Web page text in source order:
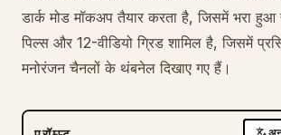
प्रॉम्प्ट
मूल्य निर्धारण
डाउनलोड
डार्क मोड मॉकअप तैयार करता है, जिसमें भरा हुआ
पिल्स और 12-वीडियो ग्रिड शामिल है, जिसमें
मनोरंजन चैनलों के थंबनेल दिखाए गए हैं।